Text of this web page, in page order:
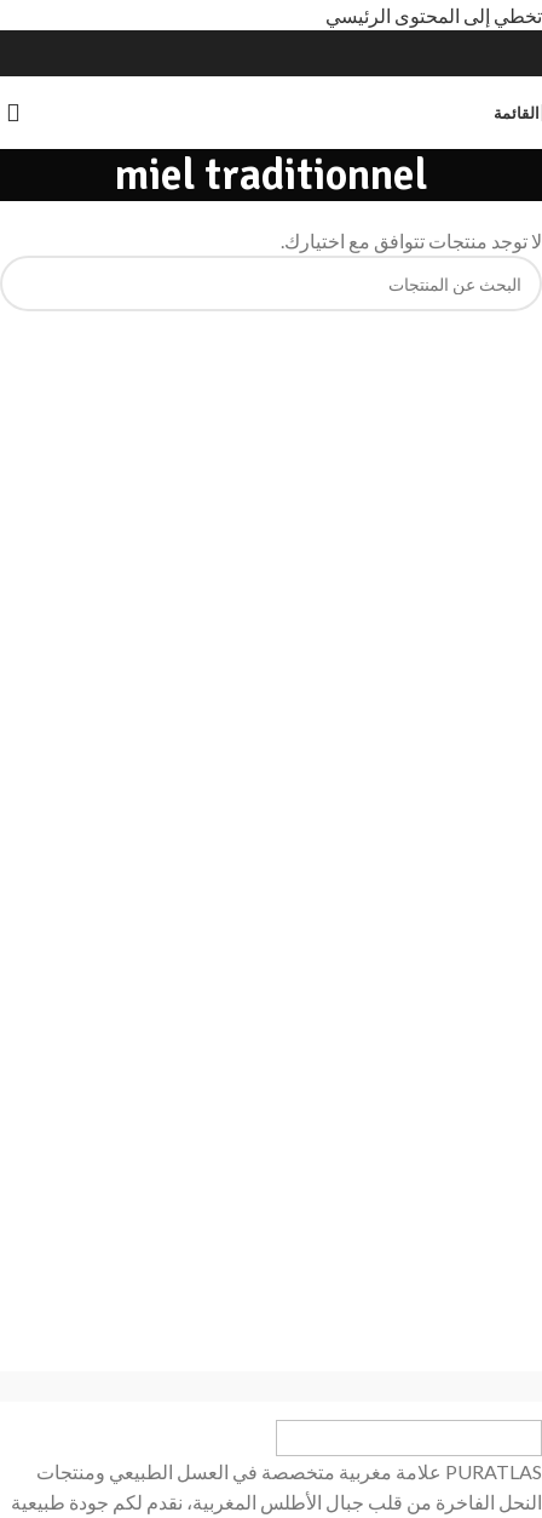
تخطي إلى المحتوى الرئيسي
القائمة
miel traditionnel
لا توجد منتجات تتوافق مع اختيارك.
PURATLAS علامة مغربية متخصصة في العسل الطبيعي ومنتجات
النحل الفاخرة من قلب جبال الأطلس المغربية، نقدم لكم جودة طبيعية